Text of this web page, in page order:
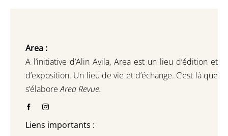
Area :
A l’initiative d’Alin Avila, Area est un lieu d’édition et
d’exposition. Un lieu de vie et d’échange. C’est là que
s’élaboreArea Revue.
Liens importants :